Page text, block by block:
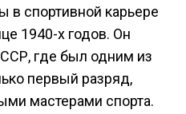
в спортивной карьере
1940-х годов. Он
где был одним из
первый разряд,
мастерами спорта.